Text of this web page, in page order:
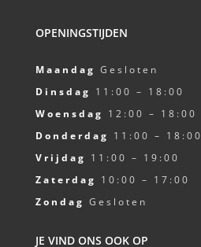
OPENINGSTIJDEN
Maandag Gesloten
Dinsdag 11:00 – 18:00
Woensdag 12:00 – 18:00
Donderdag 11:00 – 18:00
Vrijdag 11:00 – 19:00
Zaterdag 10:00 – 17:00
Zondag Gesloten
JE VIND ONS OOK OP